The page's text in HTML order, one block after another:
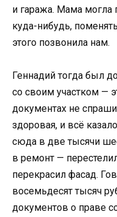
и гаража. Мама могла
куда-нибудь,
этого позвонила нам.
Геннадий тогда был
со своим участком —
документах не
здоровая, и всё
сюда в две тысячи
в ремонт —
перекрасил фасад.
восемьдесят тысяч
документов о праве